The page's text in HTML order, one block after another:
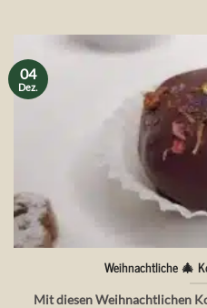
Weihnachtliche 🎄
Mit diesen Weihnachtlichen
04
Dez.